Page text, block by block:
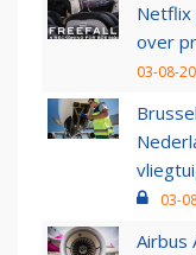
Netflix
over
03-08-
03-
Airbus